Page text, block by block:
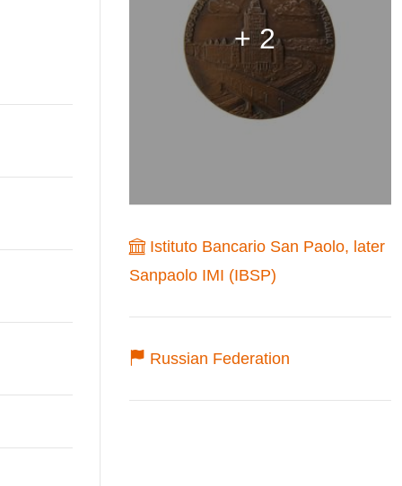
+ 2
Istituto Bancario San Paolo, later
Sanpaolo IMI (IBSP)
Russian Federation